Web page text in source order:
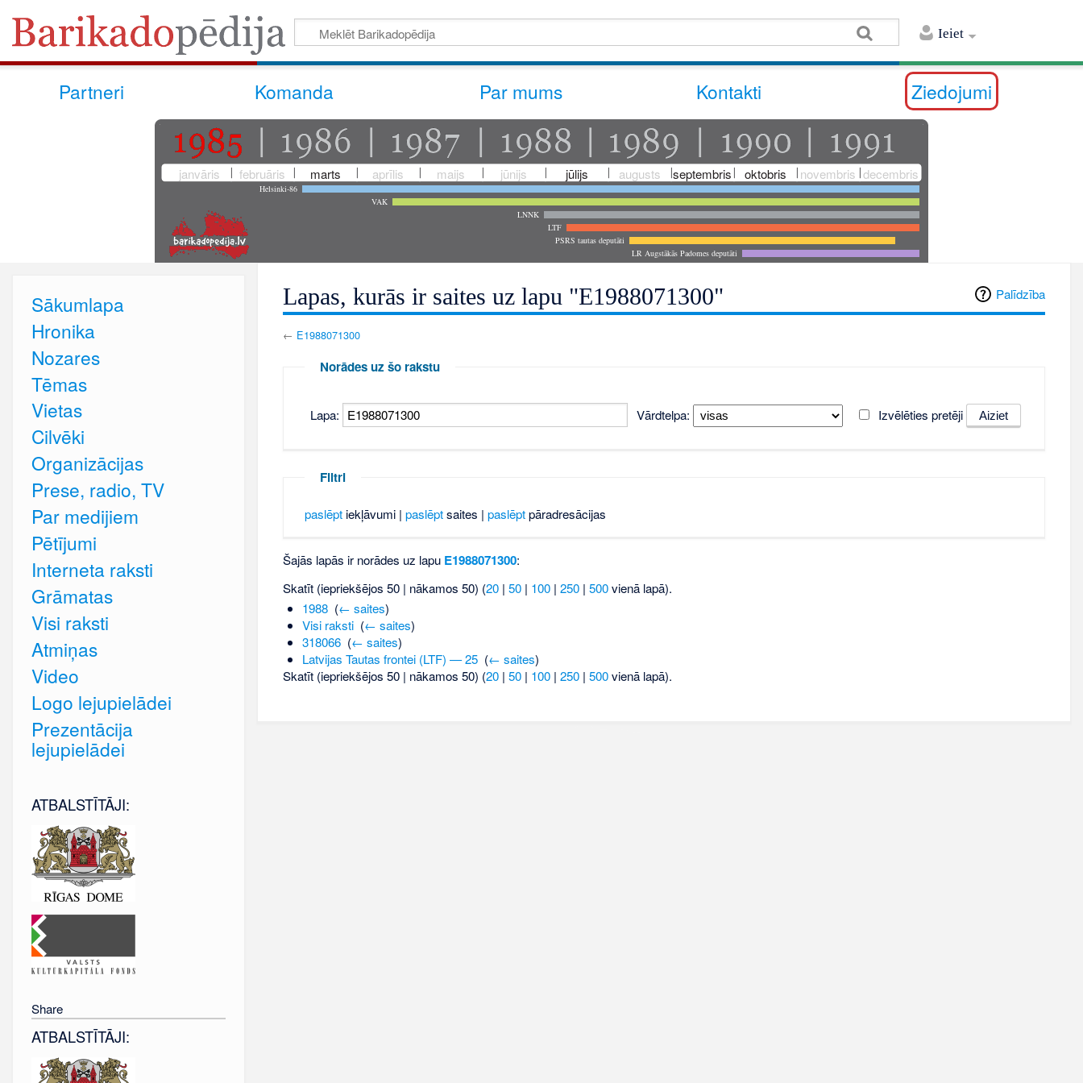
Ieiet
Partneri Komanda Par mums Kontakti Ziedojumi
janvāris februāris marts aprīlis maijs jūnijs jūlijs augusts septembris oktobris novembris decembris
Helsinki-86
VAK
LNNK
LTF
PSRS tautas deputāti
LR Augstākās Padomes deputāti
Palīdzība
Lapas, kurās ir saites uz lapu "E1988071300"
← E1988071300
Norādes uz šo rakstu
Lapa: Vārdtelpa: Izvēlēties pretēji
Filtri
paslēpt iekļāvumi |paslēptsaites |paslēptpāradresācijas
Šajās lapās ir norādes uz lapu E1988071300:
Skatīt (iepriekšējos 50 | nākamos 50) (20| 50| 100| 250| 500vienā lapā).
1988‎ (← saites)
Visi raksti‎ (← saites)
318066‎ (← saites)
Latvijas Tautas frontei (LTF) — 25‎ (← saites)
Skatīt (iepriekšējos 50 | nākamos 50) (20| 50| 100| 250| 500vienā lapā).
Sākumlapa
Hronika
Nozares
Tēmas
Vietas
Cilvēki
Organizācijas
Prese, radio, TV
Par medijiem
Pētījumi
Interneta raksti
Grāmatas
Visi raksti
Atmiņas
Video
Logo lejupielādei
Prezentācija
lejupielādei
ATBALSTĪTĀJI:
Share
ATBALSTĪTĀJI: